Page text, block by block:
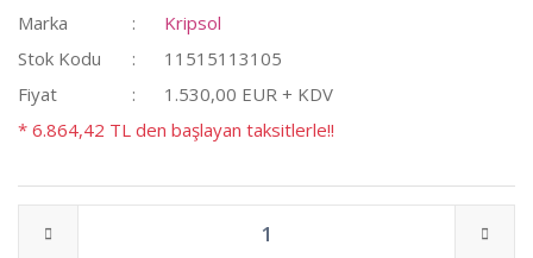
Marka
Kripsol
Stok Kodu
11515113105
Fiyat
1.530,00 EUR + KDV
* 6.864,42 TL den başlayan taksitlerle!!